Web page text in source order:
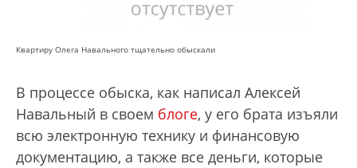
Квартиру Олега Навального тщательно обыскали
В процессе обыска, как написал Алексей
Навальный в своем блоге, у его брата изъяли
всю электронную технику и финансовую
документацию, а также все деньги, которые